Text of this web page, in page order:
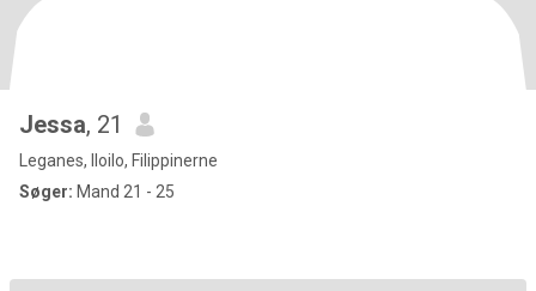
Jessa, 21
Leganes, Iloilo, Filippinerne
Søger: Mand 21 - 25